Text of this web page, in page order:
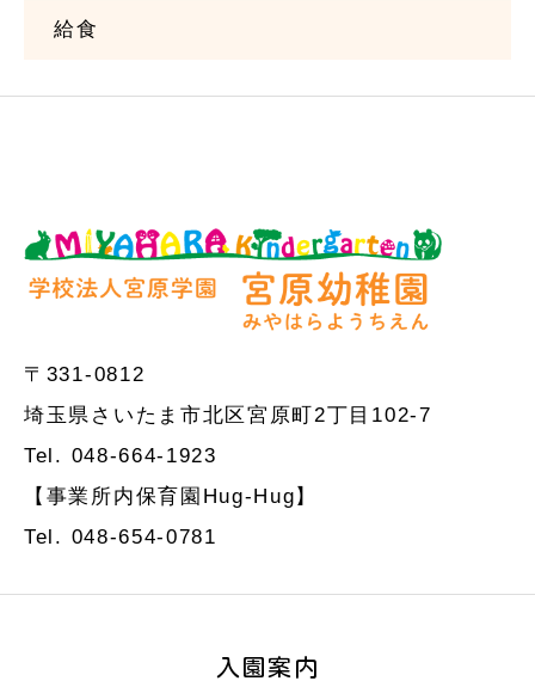
給食
〒331-0812
埼玉県さいたま市北区宮原町2丁目102-7
Tel. 048-664-1923
【事業所内保育園Hug-Hug】
Tel. 048-654-0781
入園案内